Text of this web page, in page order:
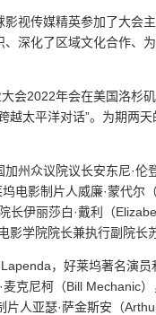
视传媒精英参加了大会
深化了区域文化合作、
会2022年会在美国洛杉
越太平洋对话”。为期两
州众议院议长安东尼·
电影制片人威廉·蒙代
长伊丽莎白·戴利（
影学院院长兼执行副院长
，好莱坞著名演
克尼柯（Bill Mechanic
人亚瑟·萨金斯安（